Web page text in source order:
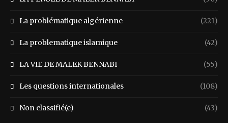
La problématique algérienne (221)
La problematique islamique (42)
LA VIE DE MALEK BENNABI (55)
Les questions internationales (108)
Non classifié(e) (43)